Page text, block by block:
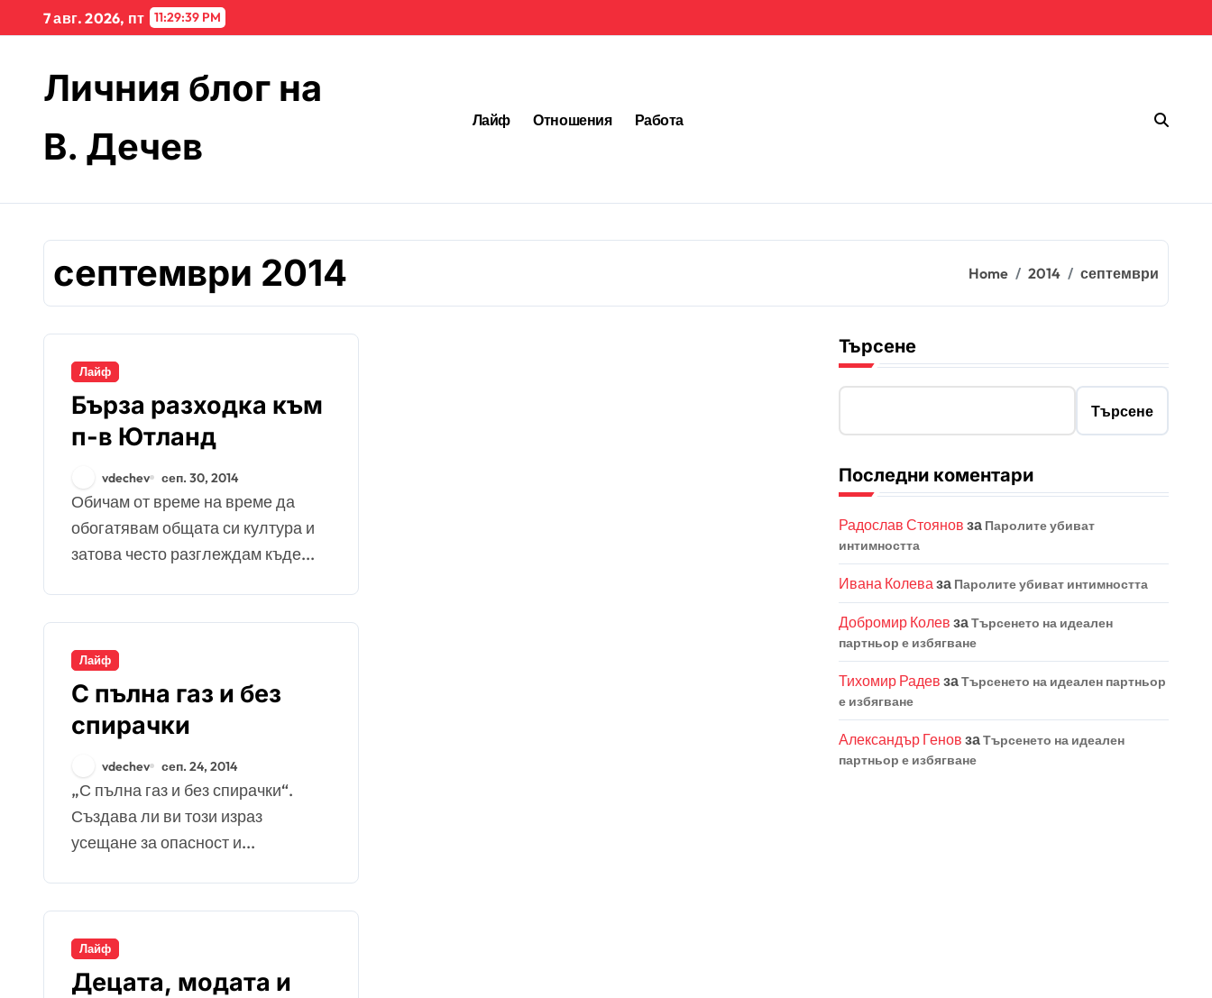
7 авг. 2026, пт 11:29:39 PM
Личния блог на
В. Дечев
Лайф Отношения Работа
септември 2014 Home 2014 септември
Лайф
Бърза разходка към
п-в Ютланд
vdechev сеп. 30, 2014
Обичам от време на време да
обогатявам общата си култура и
затова често разглеждам къде...
Лайф
С пълна газ и без
спирачки
vdechev сеп. 24, 2014
„С пълна газ и без спирачки“.
Създава ли ви този израз
усещане за опасност и...
Лайф
Децата, модата и
Търсене
Търсене
Последни коментари
Радослав Стоянов за Паролите убиват
интимността
Ивана Колеваза Паролите убиват интимността
Добромир Колев заТърсенето на идеален
партньор е избягване
Тихомир Радев заТърсенето на идеален партньор
е избягване
Александър Генов заТърсенето на идеален
партньор е избягване